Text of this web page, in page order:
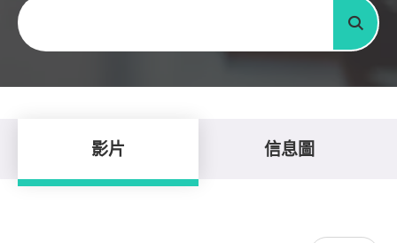
關鍵字
搜尋
影片 信息圖